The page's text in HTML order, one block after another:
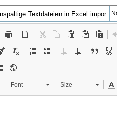
Font Size